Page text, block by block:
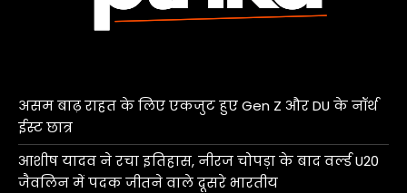
असम बाढ़ राहत के लिए एकजुट हुए Gen Z और DU के नॉर्थ
ईस्ट छात्र
आशीष यादव ने रचा इतिहास, नीरज चोपड़ा के बाद वर्ल्ड U20
जैवलिन में पदक जीतने वाले दूसरे भारतीय